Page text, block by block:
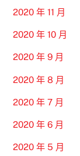
2020 年 11 月
2020 年 10 月
2020 年 9 月
2020 年 8 月
2020 年 7 月
2020 年 6 月
2020 年 5 月